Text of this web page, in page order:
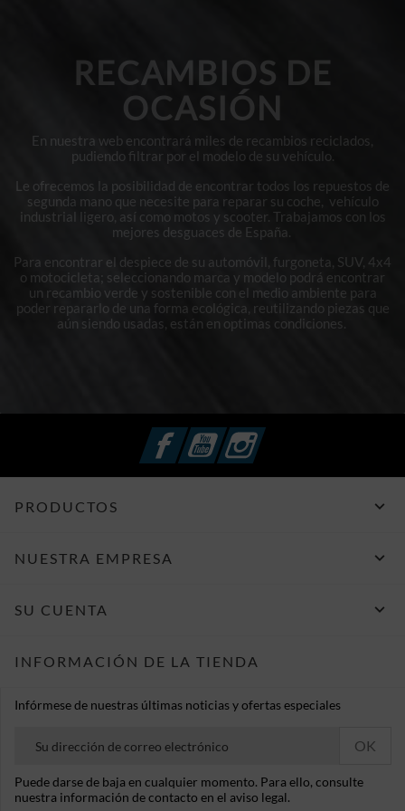
RECAMBIOS DE
OCASIÓN
En nuestra web encontrará miles de recambios reciclados,
pudiendo filtrar por el modelo de su vehículo.
Le ofrecemos la posibilidad de encontrar todos los repuestos de
segunda mano que necesite para reparar su coche, vehículo
industrial ligero, así como motos y scooter. Trabajamos con los
mejores desguaces de España.
Para encontrar el despiece de su automóvil, furgoneta, SUV, 4x4
o motocicleta; seleccionando marca y modelo podrá encontrar
un recambio verde y sostenible con el medio ambiente para
poder repararlo de una forma ecológica, reutilizando piezas que
aún siendo usadas, están en optimas condiciones.
FacebookYouTubeInstagram
PRODUCTOS 
NUESTRA EMPRESA 
SU CUENTA 
INFORMACIÓN DE LA TIENDA
Infórmese de nuestras últimas noticias y ofertas especiales
Puede darse de baja en cualquier momento. Para ello, consulte
nuestra información de contacto en el aviso legal.